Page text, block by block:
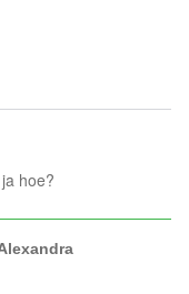
hoe?